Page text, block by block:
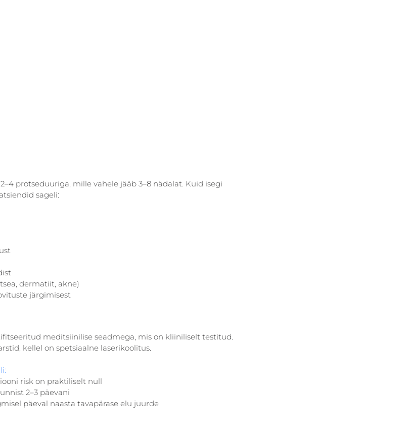
protseduuriga, mille vahele jääb 3–8 nädalat. Kuid isegi
sageli:
dermatiit, akne)
järgimisest
meditsiinilise seadmega, mis on kliiniliselt testitud.
kellel on spetsiaalne laserikoolitus.
risk on praktiliselt null
2–3 päevani
päeval naasta tavapärase elu juurde